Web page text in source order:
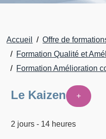
Accueil
Offre de
Formation Qualité et
Formation Amélioration
Le Kaizen +
2 jours - 14 heures